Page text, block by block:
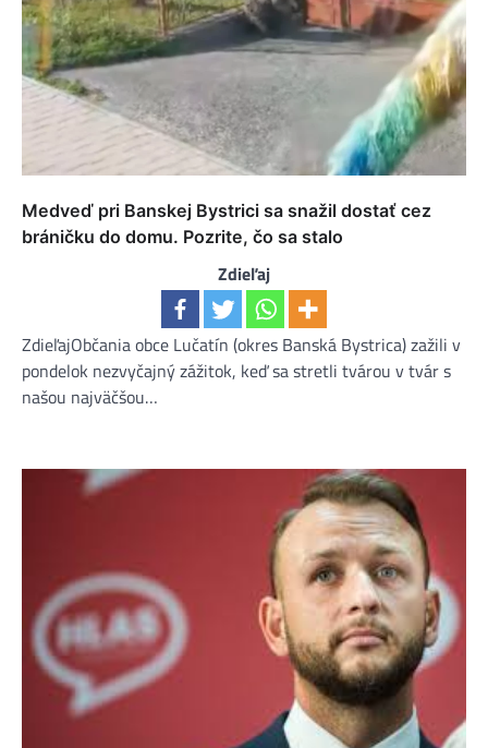
Medveď pri Banskej Bystrici sa snažil dostať cez
bráničku do domu. Pozrite, čo sa stalo
Zdieľaj
ZdieľajObčania obce Lučatín (okres Banská Bystrica) zažili v
pondelok nezvyčajný zážitok, keď sa stretli tvárou v tvár s
našou najväčšou…